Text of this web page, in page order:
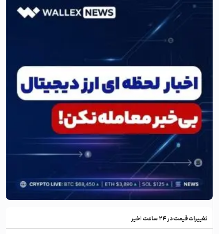
تغییرات قیمت در ۲۴ ساعت اخیر